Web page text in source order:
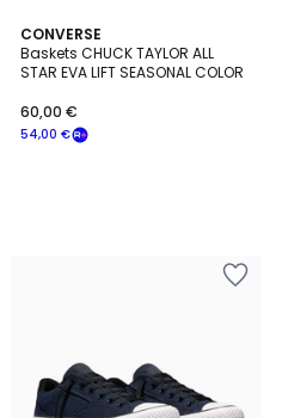
CONVERSE
Baskets CHUCK TAYLOR ALL
STAR EVA LIFT SEASONAL COLOR
54,00 €
60,00 €